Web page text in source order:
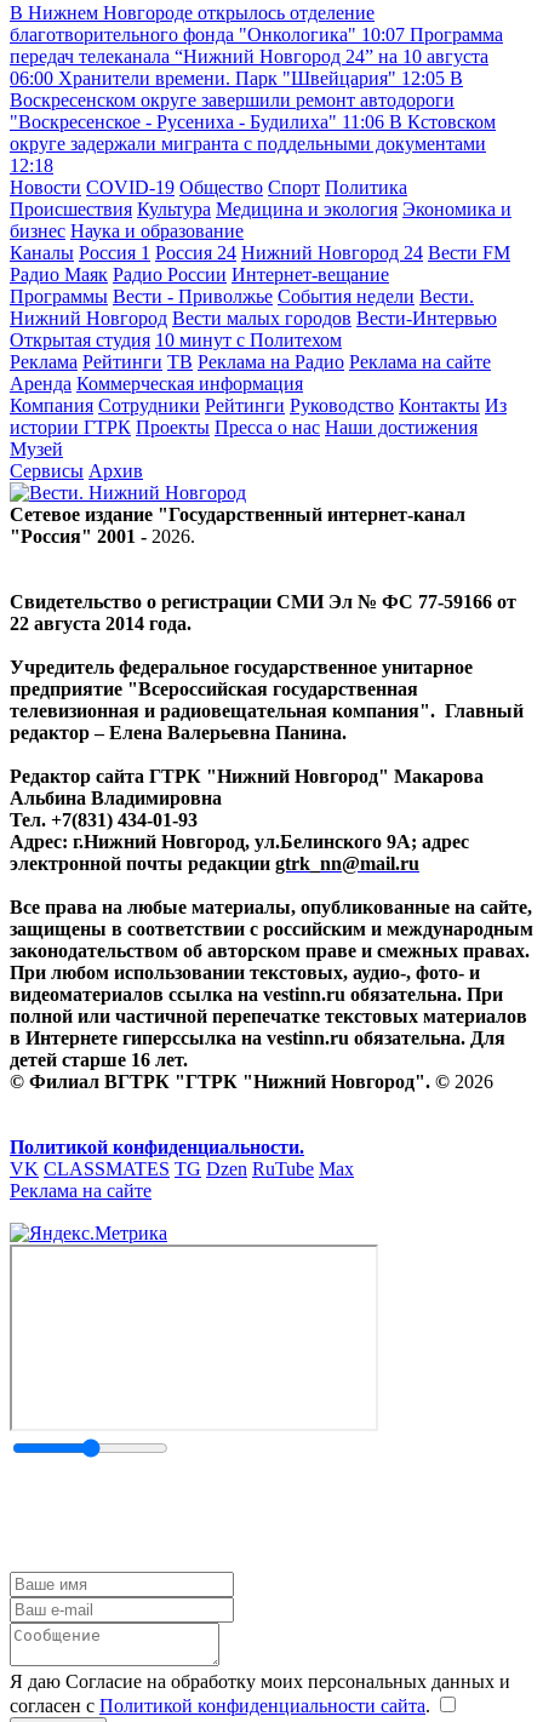
В Нижнем Новгороде открылось отделение
благотворительного фонда "Онкологика" 10:07 Программа
передач телеканала “Нижний Новгород 24” на 10 августа
06:00 Хранители времени. Парк "Швейцария" 12:05 В
Воскресенском округе завершили ремонт автодороги
"Воскресенское - Русениха - Будилиха" 11:06 В Кстовском
округе задержали мигранта с поддельными документами
12:18
Новости COVID-19 Общество Спорт Политика
Происшествия Культура Медицина и экология Экономика и
бизнес Наука и образование
Каналы Россия 1 Россия 24 Нижний Новгород 24 Вести FM
Радио Маяк Радио России Интернет-вещание
Программы Вести - Приволжье События недели Вести.
Нижний Новгород Вести малых городов Вести-Интервью
Открытая студия 10 минут с Политехом
Реклама Рейтинги ТВ Реклама на Радио Реклама на сайте
Аренда Коммерческая информация
Компания Сотрудники Рейтинги Руководство Контакты Из
истории ГТРК Проекты Пресса о нас Наши достижения
Музей
Сервисы Архив
Сетевое издание "Государственный интернет-канал
"Россия" 2001 - 2026.
Свидетельство о регистрации СМИ Эл № ФС 77-59166 от
22 августа 2014 года.
Учредитель федеральное государственное унитарное
предприятие "Всероссийская государственная
телевизионная и радиовещательная компания". Главный
редактор – Елена Валерьевна Панина.
Редактор сайта ГТРК "Нижний Новгород" Макарова
Альбина Владимировна
Тел. +7(831) 434-01-93
Адрес: г.Нижний Новгород, ул.Белинского 9А; адрес
электронной почты редакции gtrk_nn@mail.ru
Все права на любые материалы, опубликованные на сайте,
защищены в соответствии с российским и международным
законодательством об авторском праве и смежных правах.
При любом использовании текстовых, аудио-, фото- и
видеоматериалов ссылка на vestinn.ru обязательна. При
полной или частичной перепечатке текстовых материалов
в Интернете гиперссылка на vestinn.ru обязательна. Для
детей старше 16 лет.
© Филиал ВГТРК "ГТРК "Нижний Новгород". © 2026
Политикой конфиденциальности.
VK CLASSMATES TG Dzen RuTube Max
Реклама на сайте
Я даю Согласие на обработку моих персональных данных и
согласен с Политикой конфиденциальности сайта.